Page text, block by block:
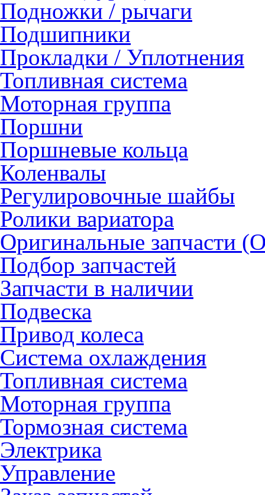
Подножки / рычаги
Подшипники
Прокладки / Уплотнения
Топливная система
Моторная группа
Поршни
Поршневые кольца
Коленвалы
Регулировочные шайбы
Ролики вариатора
Оригинальные запчасти
Подбор запчастей
Запчасти в наличии
Подвеска
Привод колеса
Система охлаждения
Топливная система
Моторная группа
Тормозная система
Электрика
Управление